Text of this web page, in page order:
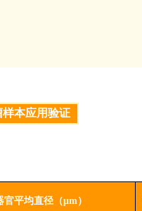
样本应用验证
官平均直径（μm）